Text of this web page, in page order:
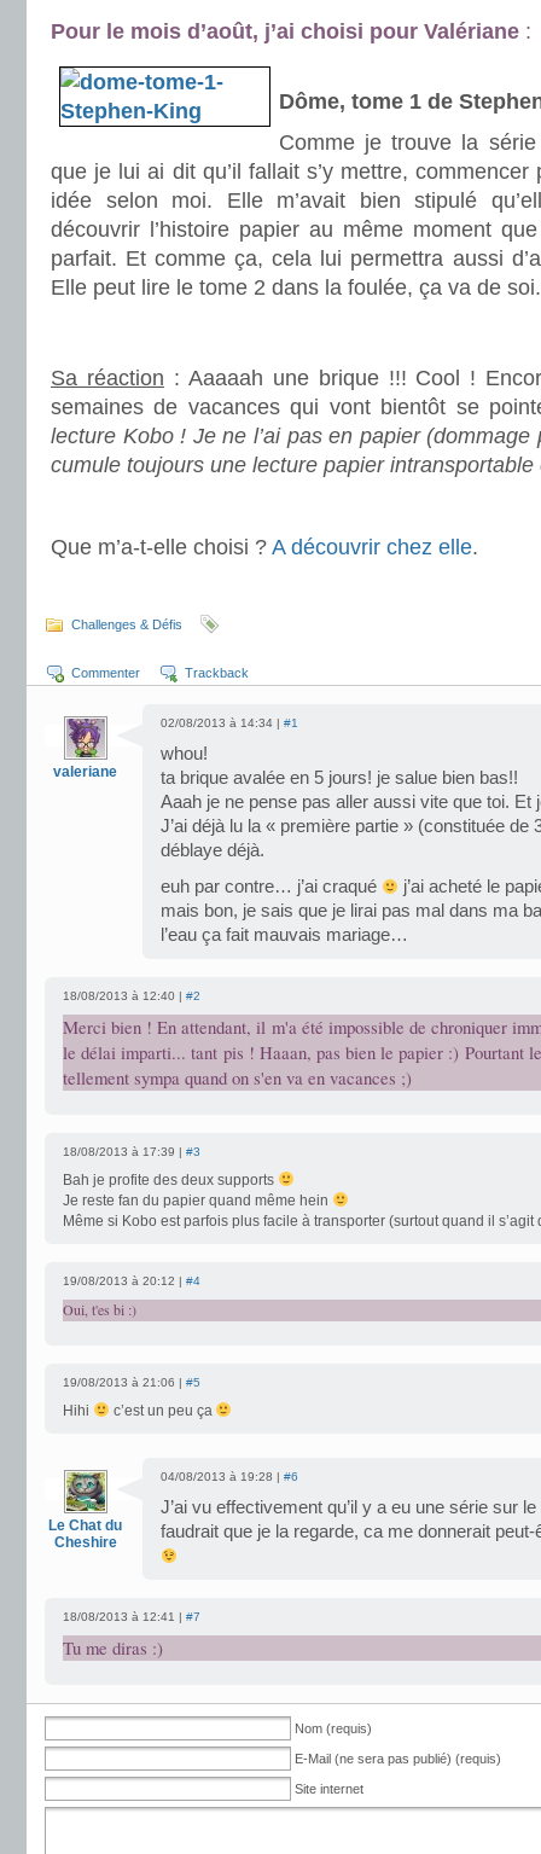
Pour le mois d’août, j’ai choisi pour Valériane :
Dôme, tome 1 de
Comme je trouve la
que je lui ai dit qu’il fallait s’y mettre,
idée selon moi. Elle m’avait bien stipulé
découvrir l’histoire papier au même moment que
parfait. Et comme ça, cela lui permettra aussi
Elle peut lire le tome 2 dans la foulée, ça va de soi.
Sa réaction : Aaaaah une brique !!! Cool !
semaines de vacances qui vont bientôt se
lecture Kobo ! Je ne l’ai pas en papier
cumule toujours une lecture papier
Que m’a-t-elle choisi ? A découvrir chez elle.
Challenges & Défis
Commenter Trackback
valeriane
02/08/2013 à 14:34 | #1
whou!
ta brique avalée en 5 jours! je salue bien bas!!
Aaah je ne pense pas aller aussi vite que toi. Et
J’ai déjà lu la « première partie » (constituée de
déblaye déjà.
euh par contre… j’ai craqué
j’ai acheté le
mais bon, je sais que je lirai pas mal dans ma
l’eau ça fait mauvais mariage…
18/08/2013 à 12:40 | #2
Merci bien ! En attendant, il m'a été impossible de chroniquer
le délai imparti... tant pis ! Haaan, pas bien le papier :) Pourtant
tellement sympa quand on s'en va en vacances ;)
18/08/2013 à 17:39 | #3
Bah je profite des deux supports
Je reste fan du papier quand même hein
Même si Kobo est parfois plus facile à transporter (surtout quand il s’agit
19/08/2013 à 20:12 | #4
Oui, t'es bi :)
19/08/2013 à 21:06 | #5
Hihi c’est un peu ça
Le Chat du
Cheshire
04/08/2013 à 19:28 | #6
J’ai vu effectivement qu’il y a eu une série sur
faudrait que je la regarde, ca me donnerait
18/08/2013 à 12:41 | #7
Tu me diras :)
Nom (requis)
E-Mail (ne sera pas publié) (requis)
Site internet